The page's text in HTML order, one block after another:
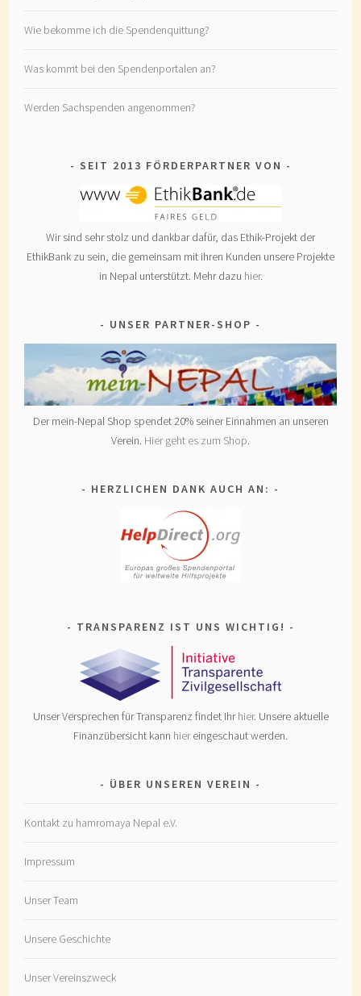
Wie bekomme ich die Spendenquittung?
Was kommt bei den Spendenportalen an?
Werden Sachspenden angenommen?
SEIT 2013 FÖRDERPARTNER VON
Wir sind sehr stolz und dankbar dafür, das Ethik-Projekt der
EthikBank zu sein, die gemeinsam mit ihren Kunden unsere Projekte
in Nepal unterstützt. Mehr dazu hier.
UNSER PARTNER-SHOP
Der mein-Nepal Shop spendet 20% seiner Einnahmen an unseren
Verein. Hier geht es zum Shop.
HERZLICHEN DANK AUCH AN:
TRANSPARENZ IST UNS WICHTIG!
Unser Versprechen für Transparenz findet Ihrhier. Unsere aktuelle
Finanzübersicht kann hiereingeschaut werden.
ÜBER UNSEREN VEREIN
Kontakt zu hamromaya Nepal e.V.
Impressum
Unser Team
Unsere Geschichte
Unser Vereinszweck